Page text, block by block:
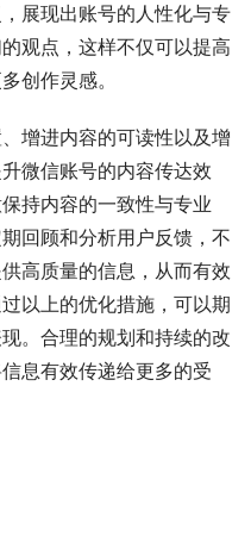
展现出账号的人性化与专
观点，这样不仅可以提高
创作灵感。
增进内容的可读性以及增
微信账号的内容传达效
持内容的一致性与专业
回顾和分析用户反馈，不
高质量的信息，从而有效
以上的优化措施，可以期
。合理的规划和持续的改
息有效传递给更多的受